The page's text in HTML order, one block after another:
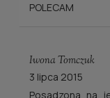
POLECAM
Iwona Tomczuk
3 lipca 2015
Posadzona na